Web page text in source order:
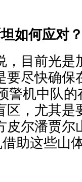
如何应对
，目前光是
要尽快确保
警机中队
区，尤其是
皮尔潘贾尔
助这些山